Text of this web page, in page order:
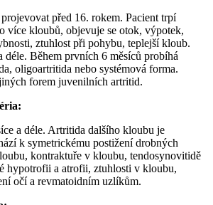
před 16. rokem. Pacient trpí
více kloubů, objevuje se otok, výpotek,
ztuhlost při pohybu, teplejší kloub.
Během prvních 6 měsíců probíhá
oligoartritida nebo systémová forma.
forem juvenilních artritid.
a déle. Artritida dalšího kloubu je
k symetrickému postižení drobných
kontraktuře v kloubu, tendosynovitidě
hypotrofii a atrofii, ztuhlosti v kloubu,
očí a revmatoidním uzlíkům.